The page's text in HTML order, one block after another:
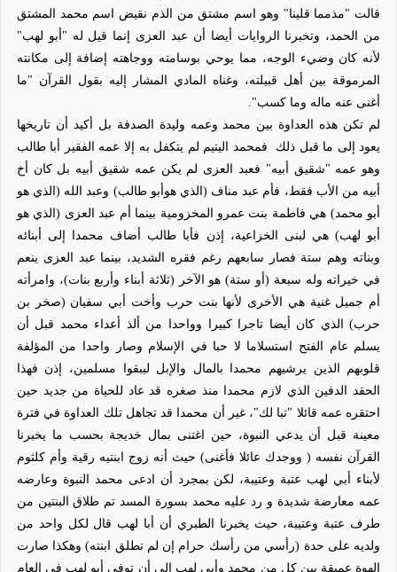
قالت "مذمما قلينا" وهو اسم مشتق من الذم نقيض اسم محمد المشتق
من الحمد، وتخبرنا الروايات أيضا أن عبد العزى إنما قيل له "أبو لهب"
لأنه كان وضيء الوجه، مما يوحي بوسامته ووجاهته إضافة إلى مكانته
المرموقة بين أهل قبيلته، وغناه المادي المشار إليه بقول القرآن "ما
أغنى عنه ماله وما كسب".
لم تكن هذه العداوة بين محمد وعمه وليدة الصدفة بل أكيد أن تاريخها
يعود إلى ما قبل ذلك
فمحمد اليتيم لم يتكفل به إلا عمه الفقير أبا طالب
وهو عمه "شقيق أبيه" فعبد العزى لم يكن عمه شقيق أبيه بل كان أخ
أبيه من الأب فقط، فأم عبد مناف (الذي هوأبو طالب) وعبد الله (الذي هو
أبو محمد) هي فاطمة بنت عمرو المخزومية بينما أم عبد العزى (الذي هو
أبو لهب) هي لبنى الخزاعية، إذن فأبا طالب أضاف محمدا إلى أبنائه
وبناته وهم ستة فصار سابعهم رغم فقره الشديد، بينما عبد العزى ينعم
في خيراته وله سبعة (أو ستة) هو الآخر (ثلاثة أبناء وأربع بنات)، وامرأته
أم جميل غنية هي الأخرى لأنها بنت حرب وأخت أبي سفيان (صخر بن
حرب) الذي كان أيضا تاجرا كبيرا وواحدا من ألذ أعداء محمد قبل أن
يسلم عام الفتح استسلاما لا حبا في الإسلام وصار واحدا من المؤلفة
قلوبهم الذين يرشيهم محمدا بالمال والإبل ليبقوا مسلمين، إذن فهذا
الحقد الدفين الذي لازم محمدا منذ صغره قد عاد للحياة من جديد حين
احتقره عمه قائلا "تبا لك"، غير أن محمدا قد تجاهل تلك العداوة في فترة
معينة قبل أن يدعي النبوة، حين اغتنى بمال خديجة بحسب ما يخبرنا
القرآن نفسه ( ووجدك عائلا فأغنى) حيث أنه زوج ابنتيه رقية وأم كلثوم
لأبناء أبي لهب عتبة وعتيبة، لكن بمجرد أن ادعى محمد النبوة وعارضه
عمه معارضة شديدة و رد عليه محمد بسورة المسد تم طلاق البنتين من
طرف عتبة وعتيبة، حيث يخبرنا الطبري أن أبا لهب قال لكل واحد من
ولديه على حدة (رأسي من رأسك حرام إن لم تطلق ابنته) وهكذا صارت
الهوة عميقة بين كل من محمد وأبي لهب إلى أن توفي أبو لهب في العام